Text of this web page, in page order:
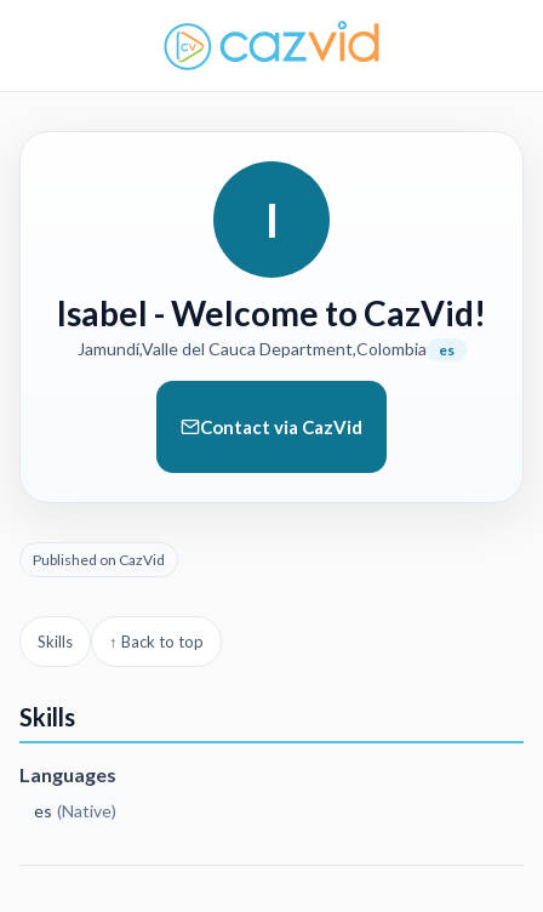
I
Isabel - Welcome to CazVid!
Jamundí,Valle del Cauca Department,Colombia es
Contact via CazVid
Published on CazVid
Skills ↑ Back to top
Skills
Languages
es (Native)